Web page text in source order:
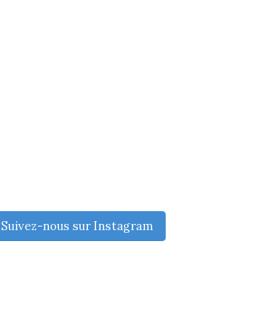
Suivez-nous sur Instagram